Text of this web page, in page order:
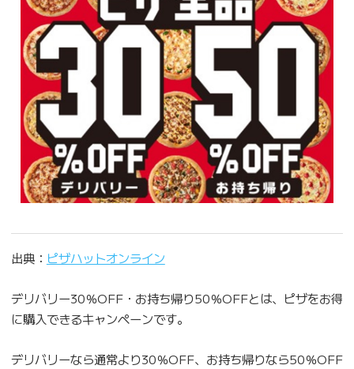
出典： ピザハットオンライン
デリバリー30％OFF・お持ち帰り50％OFFとは、ピザをお得
に購入できるキャンペーンです。
デリバリーなら通常より30％OFF、お持ち帰りなら50％OFF